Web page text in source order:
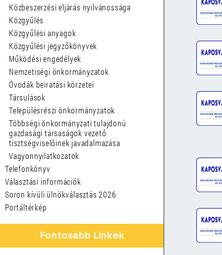
Közbeszerzési eljárás nyilvánossága
Közgyűlés
Közgyűlési anyagok
Közgyűlési jegyzőkönyvek
Működési engedélyek
Nemzetiségi önkormányzatok
Óvodák beiratási körzetei
Társulások
Településrészi önkormányzatok
Többségi önkormányzati tulajdonú
gazdasági társaságok vezető
tisztségviselőinek javadalmazása
Vagyonnyilatkozatok
Telefonkönyv
Választási információk
Soron kívüli ülnökválasztás 2026
Portáltérkép
Fontosabb Linkek